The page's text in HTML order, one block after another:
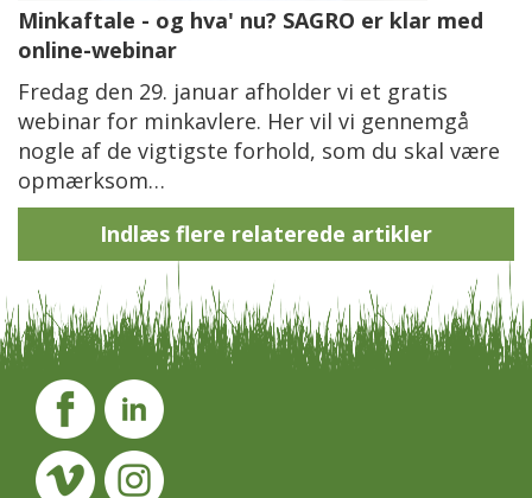
Minkaftale - og hva' nu? SAGRO er klar med
online-webinar
Fredag den 29. januar afholder vi et gratis
webinar for minkavlere. Her vil vi gennemgå
nogle af de vigtigste forhold, som du skal være
opmærksom…
Indlæs flere relaterede artikler